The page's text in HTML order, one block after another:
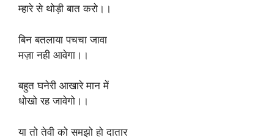
म्हारे से थोड़ी बात करो।।
बिन बतलाया पचचा जावा
मज़ा नही आवेगा।।
बहुत घनेरी आखारे मान में
धोखो रह जावेगो।।
या तो तेवी को समझो हो दातार